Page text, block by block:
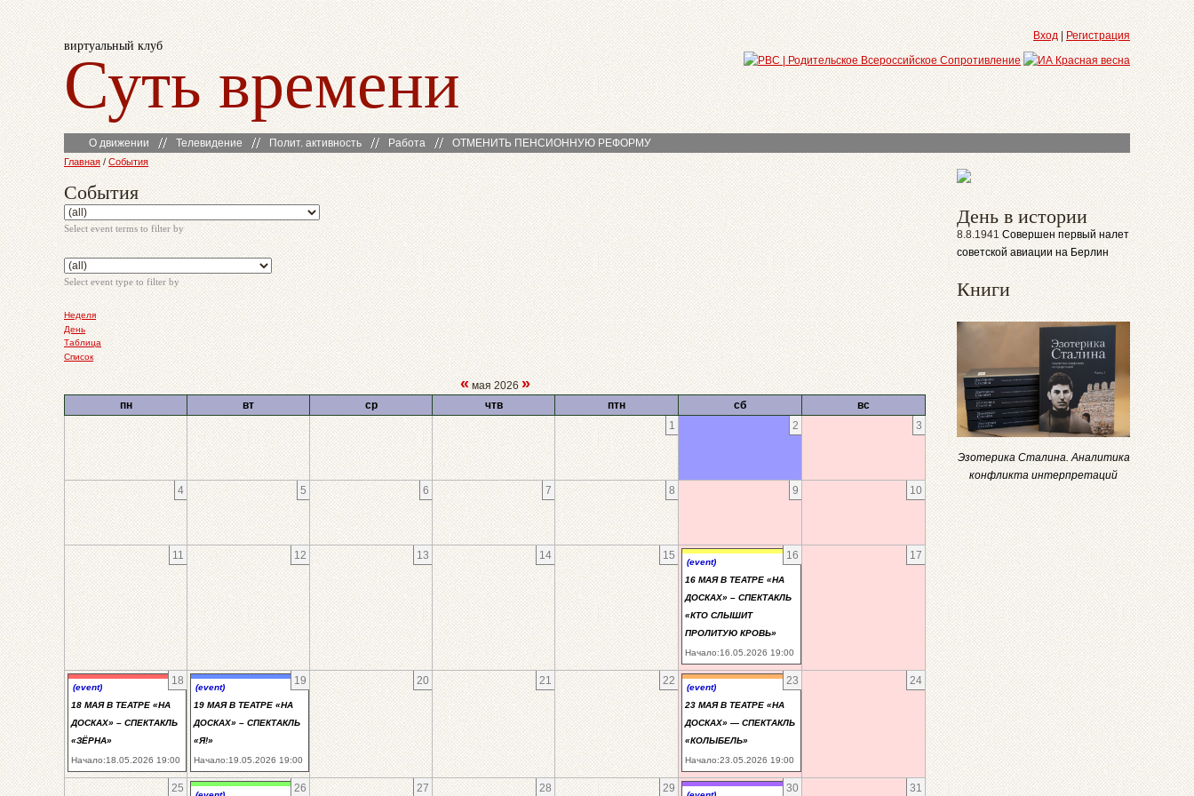
виртуальный клуб
Суть времени
Вход Регистрация
О движении Телевидение Полит. активность Работа ОТМЕНИТЬ ПЕНСИОННУЮ РЕФОРМУ
Главная / События
События
Select event terms to filter by
Select event type to filter by
Неделя
День
Таблица
Список
«мая 2026 »
пн вт ср чтв птн сб
вс
1
2 3
4 5 6 7 8 9 10
11 12 13 14 15 16
(event)
16 МАЯ В ТЕАТРЕ «НА
ДОСКАХ» – СПЕКТАКЛЬ
«КТО СЛЫШИТ
ПРОЛИТУЮ КРОВЬ»
Начало:16.05.2026 19:00
17
18
(event)
18 МАЯ В ТЕАТРЕ «НА
ДОСКАХ» – СПЕКТАКЛЬ
«ЗЁРНА»
Начало:18.05.2026 19:00
19
(event)
19 МАЯ В ТЕАТРЕ «НА
ДОСКАХ» – СПЕКТАКЛЬ
«Я!»
Начало:19.05.2026 19:00
20 21 22 23
(event)
23 МАЯ В ТЕАТРЕ «НА
ДОСКАХ» — СПЕКТАКЛЬ
«КОЛЫБЕЛЬ»
Начало:23.05.2026 19:00
24
25 26 27 28 29 30 31
День в истории
8.8.1941 Совершен первый налет
советской авиации на Берлин
Книги
Эзотерика Сталина. Аналитика
конфликта интерпретаций